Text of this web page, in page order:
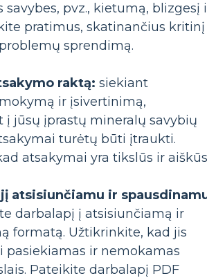
savybes, pvz., kietumą, blizgesį
pratimus, skatinančius kritinį
sprendimą.
raktą: siekiant
ir įsivertinimą,
į jūsų įprastų mineralų savybių
turėtų būti įtraukti.
atsakymai yra tikslūs ir
atsisiunčiamu ir
darbalapį į atsisiunčiamą ir
formatą. Užtikrinkite, kad jis
pasiekiamas ir nemokamas
Pateikite darbalapį PDF